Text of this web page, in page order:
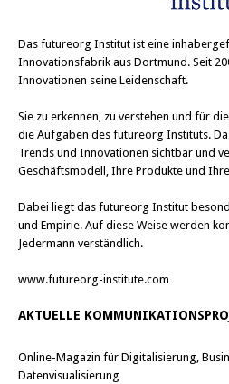
Das futureorg Institut ist eine
Innovationsfabrik aus Dortmund. Seit
Innovationen seine Leidenschaft.
Sie zu erkennen, zu verstehen und für
die Aufgaben des futureorg Instituts.
Trends und Innovationen sichtbar und
Geschäftsmodell, Ihre Produkte und
Dabei liegt das futureorg Institut
und Empirie. Auf diese Weise werden
Jedermann verständlich.
www.futureorg-institute.com
AKTUELLE
Online-Magazin für Digitalisierung,
Datenvisualisierung